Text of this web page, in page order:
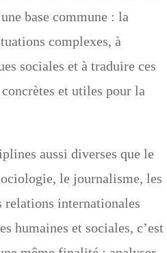
base commune : la
complexes, à
sociales et à traduire ces
et utiles pour la
aussi diverses que le
le journalisme, les
relations internationales
humaines et sociales, c’est